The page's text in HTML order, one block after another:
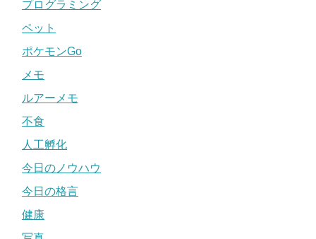
プログラミング
ペット
ポケモンGo
メモ
ルアーメモ
不食
人工孵化
今日のノウハウ
今日の格言
健康